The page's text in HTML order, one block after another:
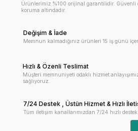
Ürünlerimiz %100 orijinal garantilidir. Güvenli
koruma altındadır.
Değişim & İade
Memnun kalmadığınız ürünleri 15 iş günü
Hızlı & Özenli Teslimat
Müşteri memnuniyeti odaklı hizmet
sağlıyoruz.
7/24 Destek , Üstün Hizmet & Hızlı
Tüm iletişim kanallarımızdan 7/24 hızlı